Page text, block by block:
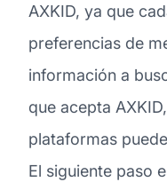
AXKID, ya que
preferencias de
información a
que acepta
plataformas
El siguiente paso